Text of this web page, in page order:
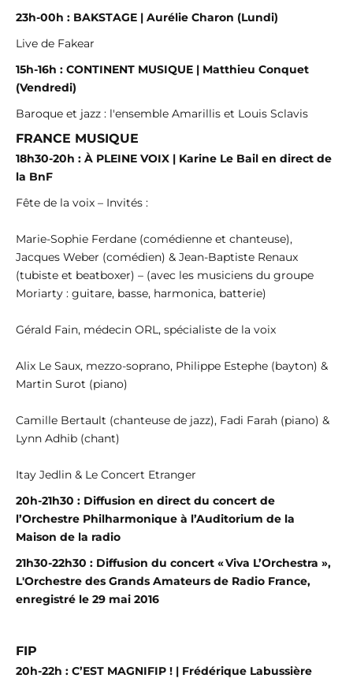
23h-00h : BAKSTAGE | Aurélie Charon (Lundi)
Live de Fakear
15h-16h : CONTINENT MUSIQUE | Matthieu Conquet
(Vendredi)
Baroque et jazz : l'ensemble Amarillis et Louis Sclavis
FRANCE MUSIQUE
18h30-20h : À PLEINE VOIX | Karine Le Bail en direct de
la BnF
Fête de la voix – Invités :
Marie-Sophie Ferdane (comédienne et chanteuse),
Jacques Weber (comédien) & Jean-Baptiste Renaux
(tubiste et beatboxer) – (avec les musiciens du groupe
Moriarty : guitare, basse, harmonica, batterie)
Gérald Fain, médecin ORL, spécialiste de la voix
Alix Le Saux, mezzo-soprano, Philippe Estephe (bayton) &
Martin Surot (piano)
Camille Bertault (chanteuse de jazz), Fadi Farah (piano) &
Lynn Adhib (chant)
Itay Jedlin & Le Concert Etranger
20h-21h30 : Diffusion en direct du concert de
l’Orchestre Philharmonique à l’Auditorium de la
Maison de la radio
21h30-22h30 : Diffusion du concert « Viva L’Orchestra »,
L'Orchestre des Grands Amateurs de Radio France,
enregistré le 29 mai 2016
FIP
20h-22h : C’EST MAGNIFIP ! | Frédérique Labussière